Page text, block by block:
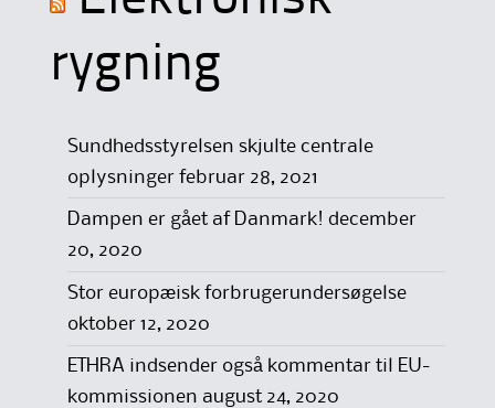
rygning
Sundhedsstyrelsen skjulte centrale
oplysninger februar 28, 2021
Dampen er gået af Danmark! december
20, 2020
Stor europæisk forbrugerundersøgelse
oktober 12, 2020
ETHRA indsender også kommentar til EU-
kommissionen august 24, 2020